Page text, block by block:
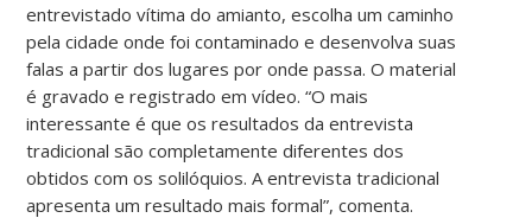
entrevistado vítima do amianto, escolha um caminho
pela cidade onde foi contaminado e desenvolva suas
falas a partir dos lugares por onde passa. O material
é gravado e registrado em vídeo. “O mais
interessante é que os resultados da entrevista
tradicional são completamente diferentes dos
obtidos com os solilóquios. A entrevista tradicional
apresenta um resultado mais formal”, comenta.